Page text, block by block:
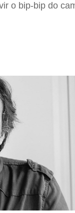
o bip-bip do